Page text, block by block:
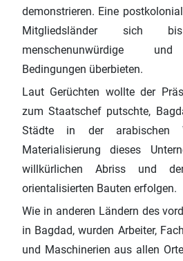
demonstrieren. Eine
Mitgliedsländer sich
menschenunwürdige und
Bedingungen überbieten.
Laut Gerüchten wollte der
zum Staatschef putschte,
Städte in der arabischen
Materialisierung dieses
willkürlichen Abriss und
orientalisierten Bauten erfolgen.
Wie in anderen Ländern des
in Bagdad, wurden Arbeiter,
und Maschinerien aus allen